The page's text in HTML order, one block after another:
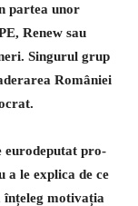
partea unor
Renew sau
Singurul grup
României
eurodeputat pro-
a le explica de ce
înțeleg motivația